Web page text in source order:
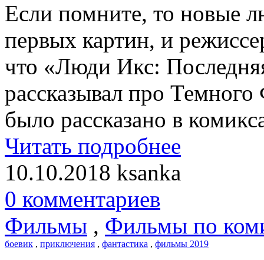
Если помните, то новые
первых картин, и
что «Люди Икс:
рассказывал про
было рассказано в
Читать подробнее
10.10.2018 ksanka
0 комментариев
Фильмы , Фильмы по
боевик , приключения , фантастика , фильмы 2019